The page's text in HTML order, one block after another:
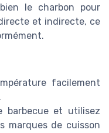
le charbon pour
et indirecte, ce
facilement
barbecue et utilisez
marques de cuisson